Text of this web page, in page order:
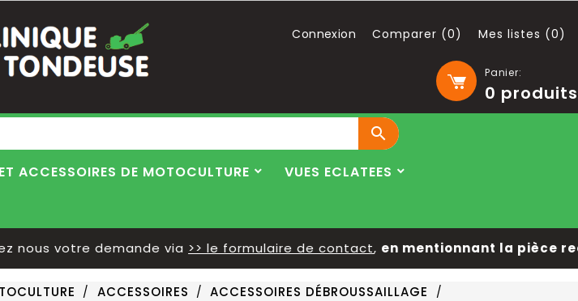
Panier:
0 produits
Connexion Comparer (0) Mes listes (0)
Blog

ACCESSOIRES DE MOTOCULTURE
VUES ECLATEES
votre demande via >> le formulaire de contact,en mentionnant la pièce
ACCESSOIRES
ACCESSOIRES DÉBROUSSAILLAGE